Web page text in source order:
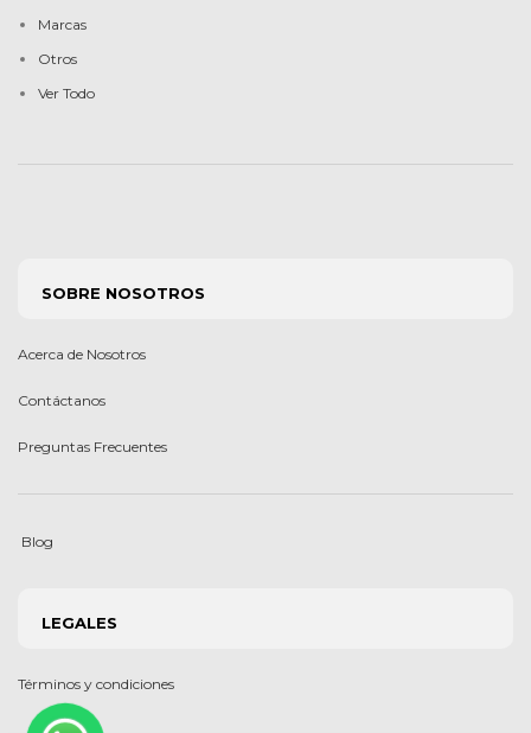
Marcas
Otros
Ver Todo
SOBRE NOSOTROS
Acerca de Nosotros
Contáctanos
Preguntas Frecuentes
Blog
LEGALES
Términos y condiciones